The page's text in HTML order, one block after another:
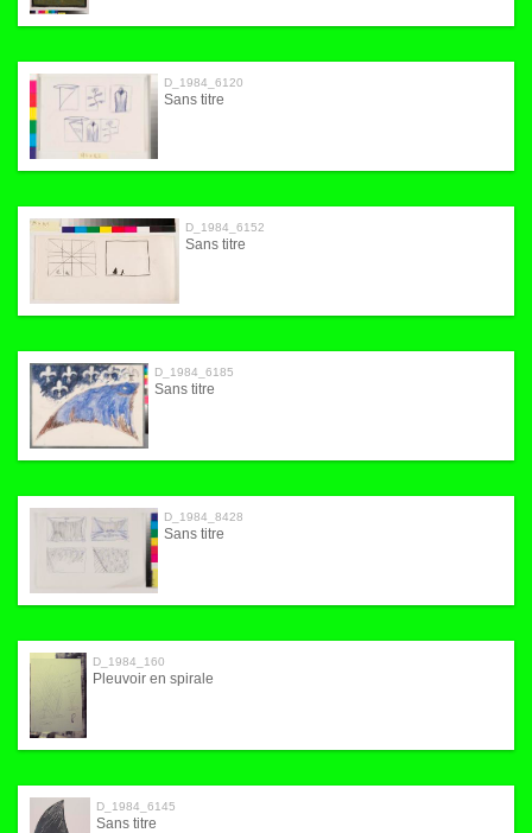
D_1984_6120
Sans titre
D_1984_6152
Sans titre
D_1984_6185
Sans titre
D_1984_8428
Sans titre
D_1984_160
Pleuvoir en spirale
D_1984_6145
Sans titre